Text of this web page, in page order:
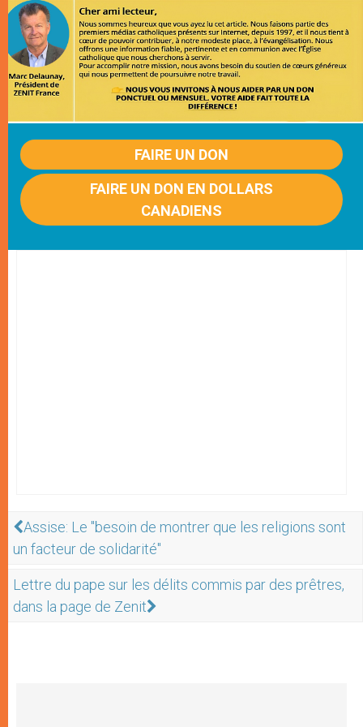
FAIRE UN DON
FAIRE UN DON EN DOLLARS
CANADIENS
Assise: Le "besoin de montrer que les religions sont
un facteur de solidarité"
Lettre du pape sur les délits commis par des prêtres,
dans la page de Zenit